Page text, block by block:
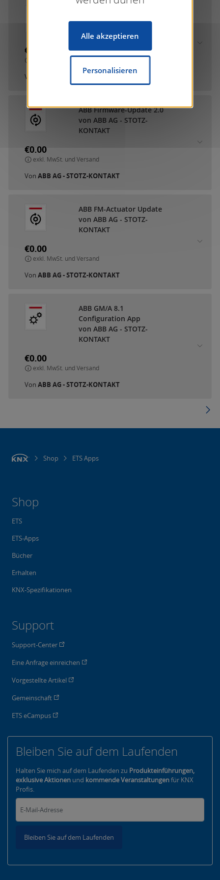
von ABB AG - STOTZ-
KONTAKT
€0.00
exkl. MwSt. und Versand
Von
ABB Firmware-Update 2.0
von ABB AG - STOTZ-
KONTAKT
€0.00
exkl. MwSt. und Versand
Von ABB AG - STOTZ-KONTAKT
ABB FM-Actuator Update
von ABB AG - STOTZ-
KONTAKT
€0.00
exkl. MwSt. und Versand
Von ABB AG - STOTZ-KONTAKT
ABB GM/A 8.1
Configuration App
von ABB AG - STOTZ-
KONTAKT
€0.00
exkl. MwSt. und Versand
Von ABB AG - STOTZ-KONTAKT
Shop ETS Apps
Shop
ETS
ETS-Apps
Bücher
Erhalten
KNX-Spezifikationen
Support
Support-Center
Eine Anfrage einreichen
Vorgestellte Artikel
Gemeinschaft
ETS eCampus
Bleiben Sie auf dem Laufenden
Halten Sie mich auf dem Laufenden zu Produkteinführungen,
exklusive Aktionen und kommende Veranstaltungenfür KNX
Profis.
Bleiben Sie auf dem Laufenden
Alle akzeptieren
Personalisieren